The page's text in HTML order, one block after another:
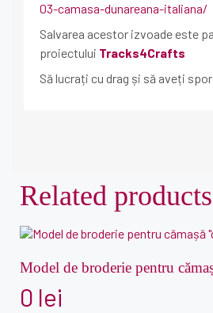
03-camasa-dunareana-italiana/
Salvarea acestor izvoade este
proiectului Tracks4Crafts
Să lucrați cu drag și să aveți
Related products
Model de broderie pentru
0 lei